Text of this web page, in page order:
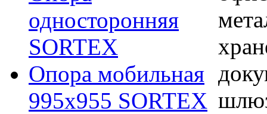
односторонняя
SORTEX
Опора мобильная
995х955 SORTEX